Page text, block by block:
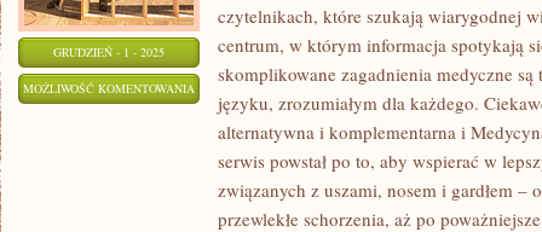
GRUDZIEŃ - 1 - 2025
MOŻLIWOŚĆ KOMENTOWANIA ANESTEZJOLOGIA
czytelnikach, które szukają wiarygodnej
centrum, w którym informacja spotykają
skomplikowane zagadnienia medyczne są
języku, zrozumiałym dla każdego.
alternatywna i komplementarna i
serwis powstał po to, aby wspierać w
związanych z uszami, nosem i gardłem –
przewlekłe schorzenia, aż po